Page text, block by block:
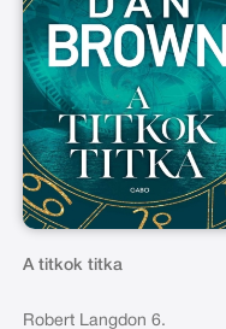
A titkok titka
Robert Langdon 6.